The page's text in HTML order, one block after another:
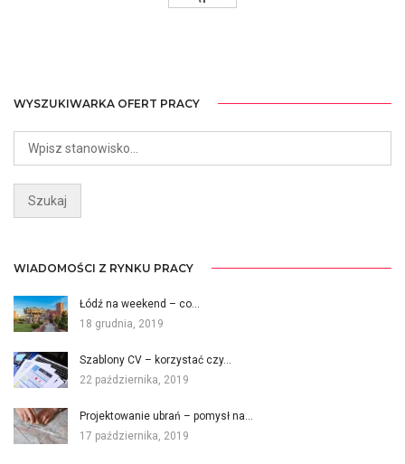
WYSZUKIWARKA OFERT PRACY
WIADOMOŚCI Z RYNKU PRACY
Łódź na weekend – co…
18 grudnia, 2019
Szablony CV – korzystać czy…
22 października, 2019
Projektowanie ubrań – pomysł na…
17 października, 2019